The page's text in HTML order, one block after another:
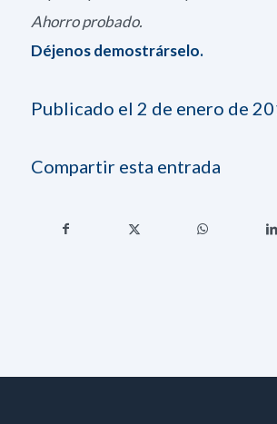
Ahorro probado.
Déjenos demostrárselo.
Publicado el 2 de enero de
Compartir esta entrada